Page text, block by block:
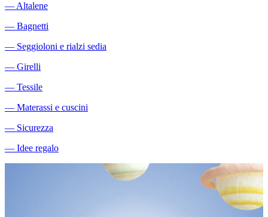
―Altalene
― Bagnetti
― Seggioloni e rialzi sedia
― Girelli
― Tessile
― Materassi e cuscini
― Sicurezza
― Idee regalo